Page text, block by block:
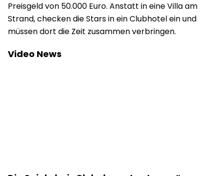
Preisgeld von 50.000 Euro. Anstatt in eine Villa am
Strand, checken die Stars in ein Clubhotel ein und
müssen dort die Zeit zusammen verbringen.
Video News